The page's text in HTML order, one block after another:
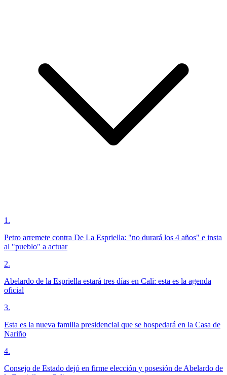
1 .
Petro arremete contra De La Espriella: "no durará los 4 años" e insta
al "pueblo" a actuar
2.
Abelardo de la Espriella estará tres días en Cali: esta es la agenda
oficial
3.
Esta es la nueva familia presidencial que se hospedará en la Casa de
Nariño
4.
Consejo de Estado dejó en firme elección y posesión de Abelardo de